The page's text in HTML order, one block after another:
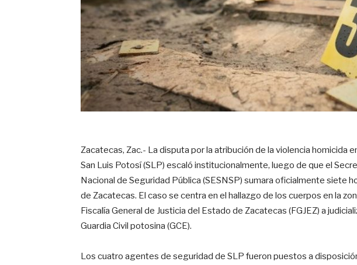
Zacatecas, Zac.- La disputa por la atribución de la violencia homicida
San Luis Potosí (SLP) escaló institucionalmente, luego de que el
Nacional de Seguridad Pública (SESNSP) sumara oficialmente siete
de Zacatecas. El caso se centra en el hallazgo de los cuerpos en la
Fiscalía General de Justicia del Estado de Zacatecas (FGJEZ) a
Guardia Civil potosina (GCE).
Los cuatro agentes de seguridad de SLP fueron puestos a